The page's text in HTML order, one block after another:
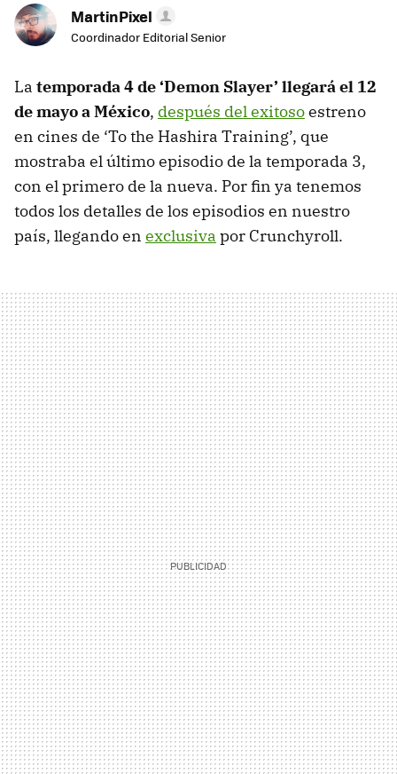
MartinPixel
Coordinador Editorial Senior
La temporada 4 de ‘Demon Slayer’ llegará el 12
de mayo a México, después del exitosoestreno
en cines de ‘To the Hashira Training’, que
mostraba el último episodio de la temporada 3,
con el primero de la nueva. Por fin ya tenemos
todos los detalles de los episodios en nuestro
país, llegando en exclusiva por Crunchyroll.